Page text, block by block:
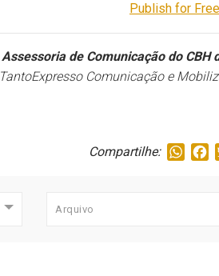
Publish for Free
Assessoria de Comunicação do CBH
TantoExpresso Comunicação e
Compartilhe:
Arquivo